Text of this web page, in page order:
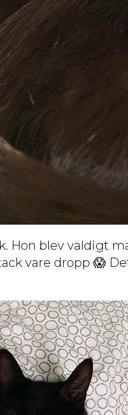
Hon blev väldigt
vare dropp 😱